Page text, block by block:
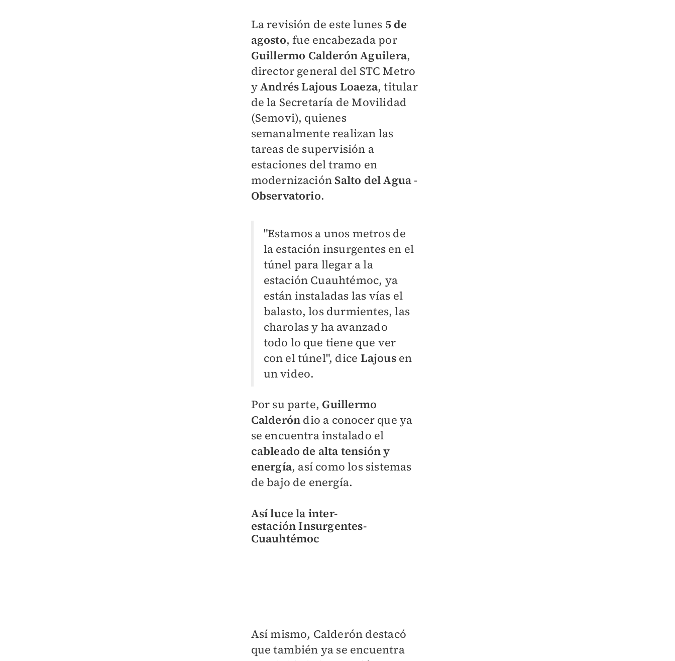
La revisión de este lunes 5 de
agosto, fue encabezada por
Guillermo Calderón Aguilera,
director general del STC Metro
yAndrés Lajous Loaeza, titular
de la Secretaría de Movilidad
(Semovi), quienes
semanalmente realizan las
tareas de supervisión a
estaciones del tramo en
modernización Salto del Agua-
Observatorio.
"Estamos a unos metros de
la estación insurgentes en el
túnel para llegar a la
estación Cuauhtémoc, ya
están instaladas las vías el
balasto, los durmientes, las
charolas y ha avanzado
todo lo que tiene que ver
con el túnel", dice Lajousen
un video.
Por su parte, Guillermo
Calderón dio a conocer que ya
se encuentra instalado el
cableado de alta tensión y
energía, así como los sistemas
de bajo de energía.
Así luce la inter-
estaciónInsurgentes-
Cuauhtémoc
Así mismo, Calderón destacó
que también ya se encuentra